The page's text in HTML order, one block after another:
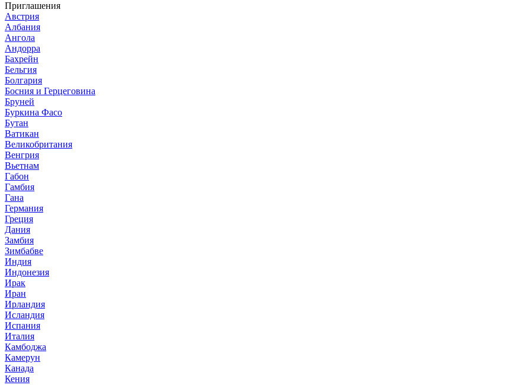
Приглашения
Австрия
Албания
Ангола
Андорра
Бахрейн
Бельгия
Болгария
Босния и Герцеговина
Бруней
Буркина Фасо
Бутан
Ватикан
Великобритания
Венгрия
Вьетнам
Габон
Гамбия
Гана
Германия
Греция
Дания
Замбия
Зимбабве
Индия
Индонезия
Ирак
Иран
Ирландия
Исландия
Испания
Италия
Камбоджа
Камерун
Канада
Кения